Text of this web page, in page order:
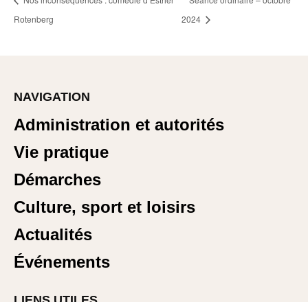
Rotenberg
2024
NAVIGATION
Administration et autorités
Vie pratique
Démarches
Culture, sport et loisirs
Actualités
Événements